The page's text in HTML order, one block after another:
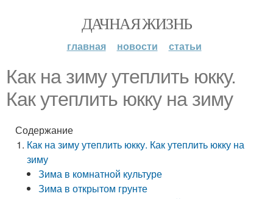
ДАЧНАЯ ЖИЗНЬ
главная новости статьи
Как на зиму утеплить юкку.
Как утеплить юкку на зиму
Содержание
Как на зиму утеплить юкку. Как утеплить юкку на
зиму
Зима в комнатной культуре
Зима в открытом грунте